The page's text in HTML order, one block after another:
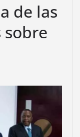
de las
sobre